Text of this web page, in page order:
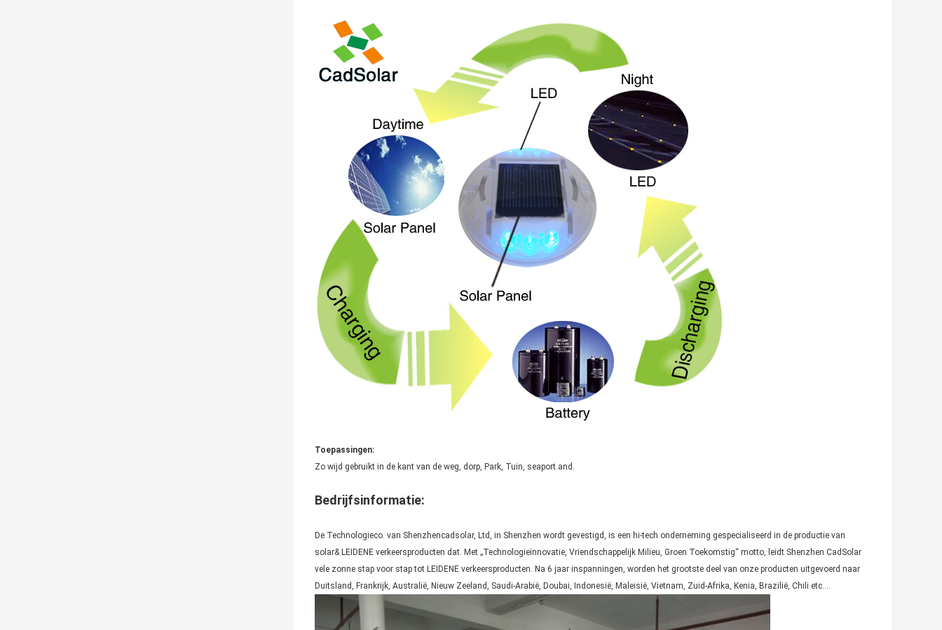
Toepassingen:
Zo wijd gebruikt in de kant van de weg, dorp, Park, Tuin, seaport.and.
Bedrijfsinformatie:
De Technologieco. van Shenzhencadsolar, Ltd, in Shenzhen wordt gevestigd, is een hi-tech onderneming gespecialiseerd in de productie van
solar& LEIDENE verkeersproducten dat. Met „Technologieinnovatie, Vriendschappelijk Milieu, Groen Toekomstig“ motto, leidt Shenzhen CadSolar
vele zonne stap voor stap tot LEIDENE verkeersproducten. Na 6 jaar inspanningen, worden het grootste deel van onze producten uitgevoerd naar
Duitsland, Frankrijk, Australië, Nieuw Zeeland, Saudi-Arabië, Doubai, Indonesië, Maleisië, Vietnam, Zuid-Afrika, Kenia, Brazilië, Chili etc….